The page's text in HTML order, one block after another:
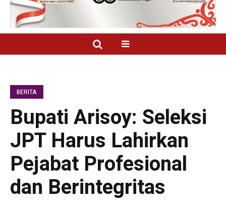
BERITA
Bupati Arisoy: Seleksi
JPT Harus Lahirkan
Pejabat Profesional
dan Berintegritas